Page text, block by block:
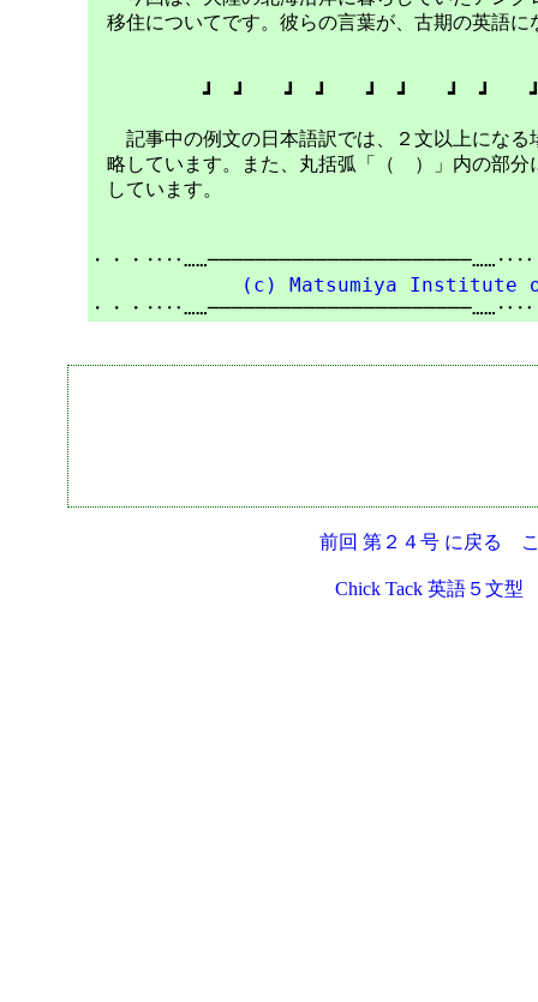
移住についてです。彼らの言葉が、古期の英語に
┛　┛　　┛　┛　　┛　┛　　┛　┛　　┛
記事中の例文の日本語訳では、２文以上になる
略しています。また、丸括弧「（　）」内の部分
しています。
・・・‥‥……──────────────────────……‥‥
(c) Matsumiya Institute
前回 第２４号 に戻る
Chick Tack 英語５文型